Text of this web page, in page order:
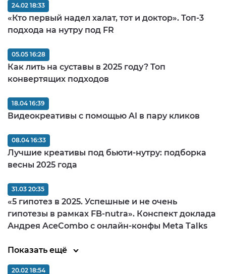
«Кто первый надел халат, тот и доктор». Топ-3
подхода на нутру под FR
24.02 18:33
Как лить на суставы в 2025 году? Топ
конвертящих подходов
05.05 16:28
Видеокреативы с помощью AI в пару кликов
18.04 16:39
Лучшие креативы под бьюти-нутру: подборка
весны 2025 года
08.04 16:33
«5 гипотез в 2025. Успешные и не очень
гипотезы в рамках FB-nutra». Конспект доклада
Андрея AceCombo с онлайн-конфы Meta Talks
31.03 20:35
Показать ещё
20.02 18:54